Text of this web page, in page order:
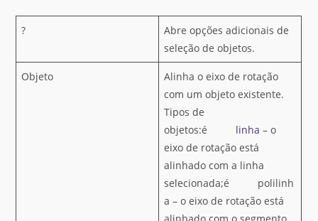
?
Abre opções adicionais de
seleção de objetos.
Objeto
Alinha o eixo de rotação
com um objeto existente.
Tipos de
objetos:é linha – o
eixo de rotação está
alinhado com a linha
selecionada;é polilinh
a – o eixo de rotação está